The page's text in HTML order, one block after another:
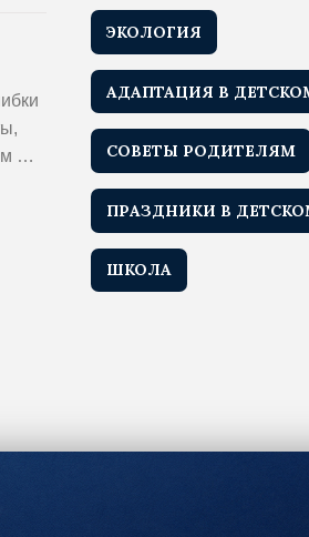
—
ЭКОЛОГИЯ
АДАПТАЦИЯ В
СОВЕТЫ РОДИТЕЛЯМ
ПРАЗДНИКИ В
ШКОЛА